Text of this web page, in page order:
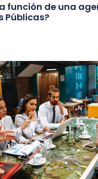
función de una
Públicas?